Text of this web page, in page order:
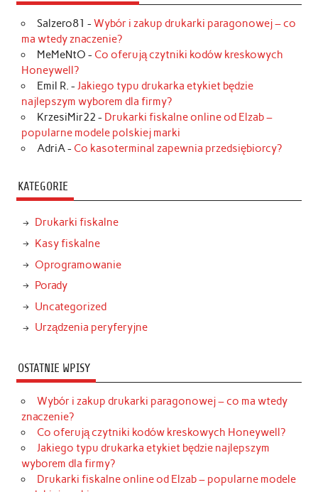
Salzero81 - Wybór i zakup drukarki paragonowej – co
ma wtedy znaczenie?
MeMeNtO - Co oferują czytniki kodów kreskowych
Honeywell?
Emil R. - Jakiego typu drukarka etykiet będzie
najlepszym wyborem dla firmy?
KrzesiMir22 - Drukarki fiskalne online od Elzab –
popularne modele polskiej marki
AdriA- Co kasoterminal zapewnia przedsiębiorcy?
KATEGORIE
Drukarki fiskalne
Kasy fiskalne
Oprogramowanie
Porady
Uncategorized
Urządzenia peryferyjne
OSTATNIE WPISY
Wybór i zakup drukarki paragonowej – co ma wtedy
znaczenie?
Co oferują czytniki kodów kreskowych Honeywell?
Jakiego typu drukarka etykiet będzie najlepszym
wyborem dla firmy?
Drukarki fiskalne online od Elzab – popularne modele